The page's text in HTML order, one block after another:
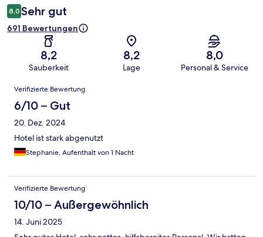
8,0 Sehr gut
691 Bewertungen
8,2
Sauberkeit
8,2
Lage
8,0
Personal & Service
Bewertungen
Verifizierte Bewertung
6/10 – Gut
20. Dez. 2024
Hotel ist stark abgenutzt
Stephanie, Aufenthalt von 1 Nacht
Verifizierte Bewertung
10/10 – Außergewöhnlich
14. Juni 2025